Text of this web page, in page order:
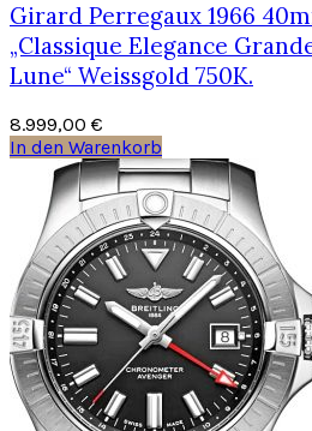
Girard Perregaux 1966
„Classique Elegance
Lune“ Weissgold 750K.
8.999,00 €
In den Warenkorb